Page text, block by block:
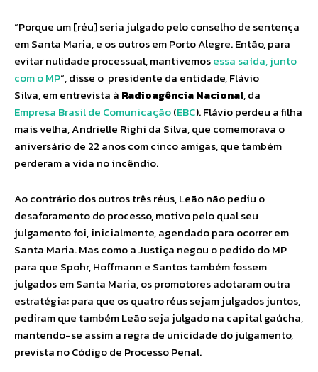
“Porque um [réu] seria julgado pelo conselho de sentença
em Santa Maria, e os outros em Porto Alegre. Então, para
evitar nulidade processual, mantivemosessa saída, junto
com o MP“, disse o presidente da entidade, Flávio
Silva, em entrevista à Radioagência Nacional, da
Empresa Brasil de Comunicação(EBC). Flávio perdeu a filha
mais velha, Andrielle Righi da Silva, que comemorava o
aniversário de 22 anos com cinco amigas, que também
perderam a vida no incêndio.
Ao contrário dos outros três réus, Leão não pediu o
desaforamento do processo, motivo pelo qual seu
julgamento foi, inicialmente, agendado para ocorrer em
Santa Maria. Mas como a Justiça negou o pedido do MP
para que Spohr, Hoffmann e Santos também fossem
julgados em Santa Maria, os promotores adotaram outra
estratégia: para que os quatro réus sejam julgados juntos,
pediram que também Leão seja julgado na capital gaúcha,
mantendo-se assim a regra de unicidade do julgamento,
prevista no Código de Processo Penal.